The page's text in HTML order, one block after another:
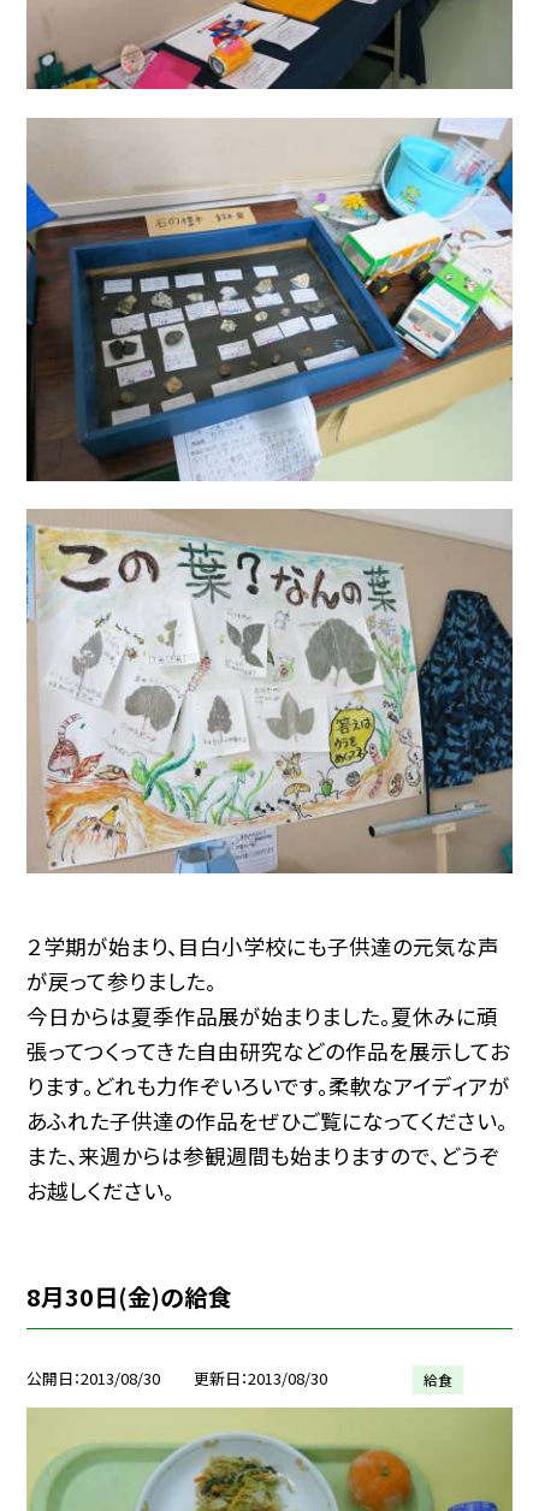
２学期が始まり、目白小学校にも子供達の元気な声
が戻って参りました。
今日からは夏季作品展が始まりました。夏休みに頑
張ってつくってきた自由研究などの作品を展示してお
ります。どれも力作ぞいろいです。柔軟なアイディアが
あふれた子供達の作品をぜひご覧になってください。
また、来週からは参観週間も始まりますので、どうぞ
お越しください。
8月30日(金)の給食
公開日 2013/08/30 更新日 2013/08/30 給食